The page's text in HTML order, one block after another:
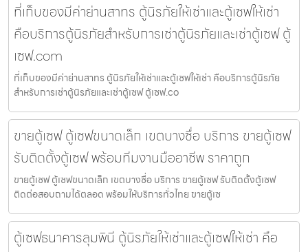
ที่เก็บของมีค่าย่านสาทร ตู้นิรภัยให้เช่าและตู้เซฟให้เช่า
คือบริการตู้นิรภัยสำหรับการเช่าตู้นิรภัยและเช่าตู้เซฟ ตู้
เซฟ.com
ที่เก็บของมีค่าย่านสาทร ตู้นิรภัยให้เช่าและตู้เซฟให้เช่า คือบริการตู้นิรภัย
สำหรับการเช่าตู้นิรภัยและเช่าตู้เซฟ ตู้เซฟ.co
ขายตู้เซฟ ตู้เซฟขนาดเล็ก เขตบางซื่อ บริการ ขายตู้เซฟ
รับติดตั้งตู้เซฟ พร้อมทีมงานมืออาชีพ ราคาถูก
ขายตู้เซฟ ตู้เซฟขนาดเล็ก เขตบางซื่อ บริการ ขายตู้เซฟ รับติดตั้งตู้เซฟ
ติดต่อสอบถามได้ตลอด พร้อมให้บริการทั่วไทย ขายตู้เซ
ตู้เซฟธนาคารลุมพินี ตู้นิรภัยให้เช่าและตู้เซฟให้เช่า คือ